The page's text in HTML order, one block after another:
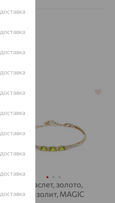
64%
Браслет, золото,
хризолит, MAGIC
доставка
доставка
доставка
доставка
доставка
доставка
доставка
доставка
доставка
доставка